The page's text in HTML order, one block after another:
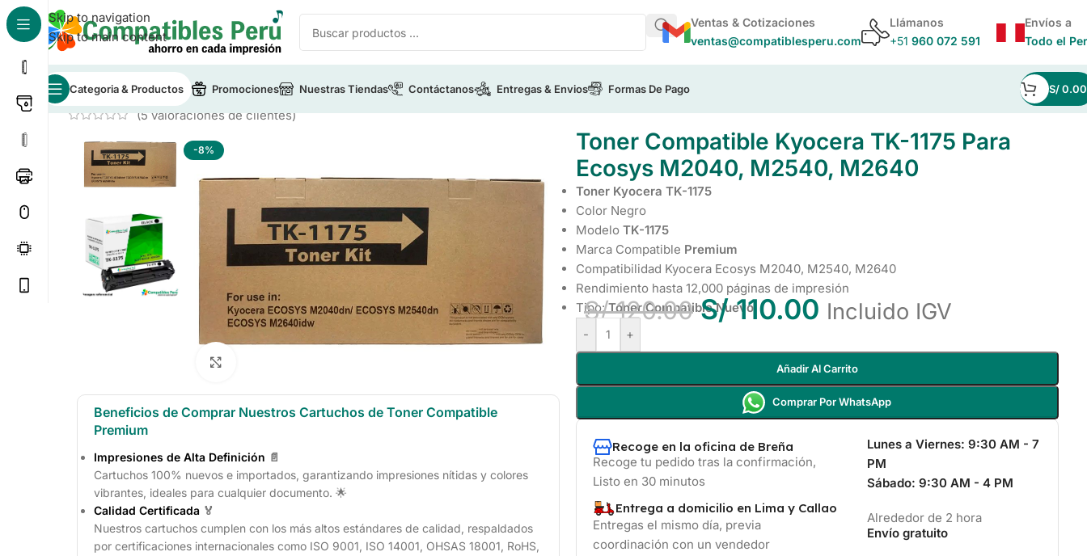
Skip to navigation
Skip to main content
Ventas & Cotizaciones
ventas@compatiblesperu.com
Llámanos
+51 960 072 591
Envíos a
Todo el
Categoria & Productos Promociones Nuestras Tiendas Contáctanos Entregas & Envios Formas De Pago S/0.00
Inicio/Toner para Impresoras
(5valoraciones de clientes)
-8%
Beneficios de Comprar Nuestros Cartuchos de Toner Compatible
Premium
Impresiones de Alta Definición 📄
Cartuchos 100% nuevos e importados, garantizando impresiones nítidas y colores
vibrantes, ideales para cualquier documento. 🌟
Calidad Certificada 🏅
Nuestros cartuchos cumplen con los más altos estándares de calidad, respaldados
por certificaciones internacionales como ISO 9001, ISO 14001, OHSAS 18001, RoHS,
Toner Compatible Kyocera TK-1175 Para
Ecosys M2040, M2540, M2640
Toner Kyocera TK-1175
Color Negro
Modelo TK-1175
Marca Compatible Premium
Compatibilidad Kyocera Ecosys M2040, M2540, M2640
Rendimiento hasta 12,000 páginas de impresión
Tipo:Toner Compatible Nuevo
S/120.00 S/110.00 Incluido IGV
- +
Añadir Al Carrito
Comprar Por WhatsApp
Recoge en la oficina de Breña
Recoge tu pedido tras la confirmación,
Listo en 30 minutos
Lunes a Viernes: 9:30 AM - 7
PM
Sábado: 9:30 AM - 4 PM
Entrega a domicilio en Lima y Callao
Entregas el mismo día, previa
coordinación con un vendedor
Alrededor de 2 hora
Envío gratuito